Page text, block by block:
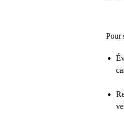
Pour